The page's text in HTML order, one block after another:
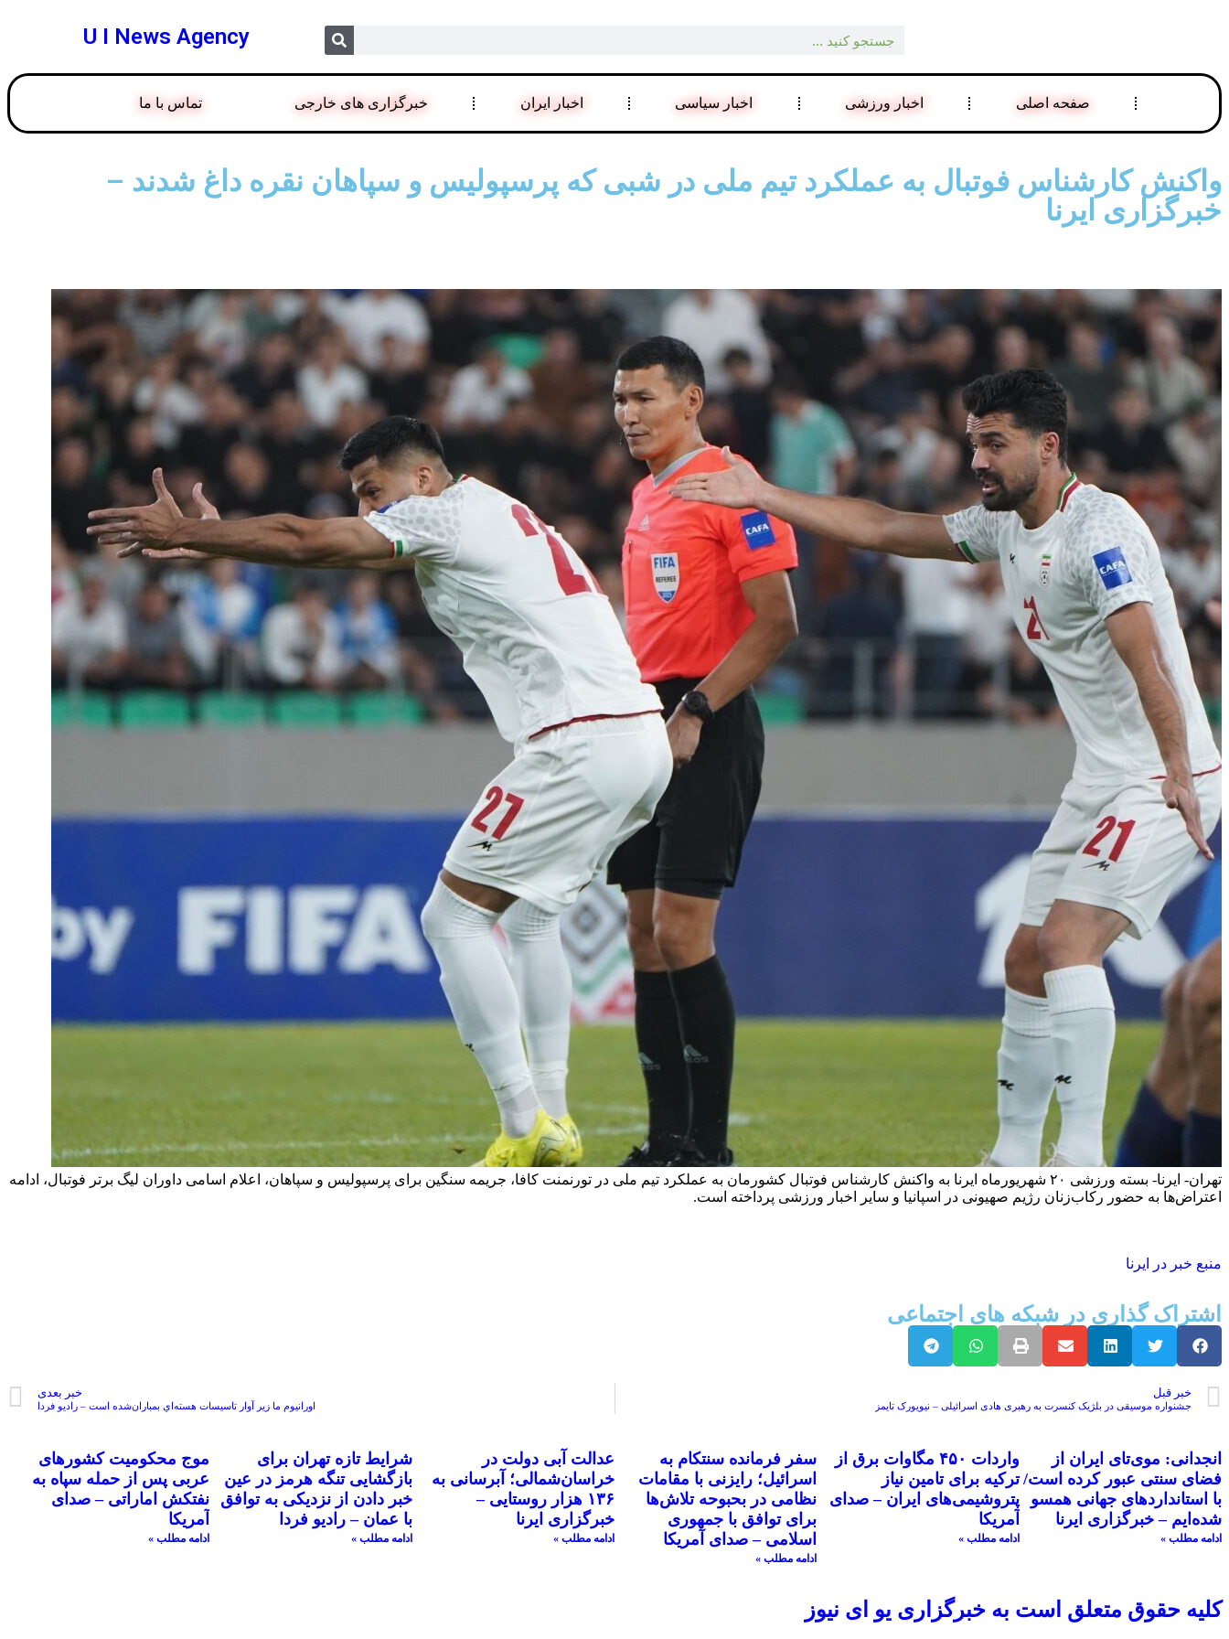
U I News Agency
صفحه اصلی اخبار ورزشی اخبار سیاسی اخبار ایران خبرگزاری های خارجی تماس با ما
واکنش کارشناس فوتبال به عملکرد تیم ملی در شبی که پرسپولیس و سپاهان نقره داغ شدند –
خبرگزاری ایرنا
تهران- ایرنا- بسته ورزشی ۲۰ شهریورماه ایرنا به واکنش کارشناس فوتبال کشورمان به عملکرد تیم ملی در تورنمنت کافا، جریمه سنگین برای پرسپولیس و سپاهان، اعلام اسامی داوران لیگ برتر فوتبال،‌ ادامه
اعتراض‌ها به حضور رکاب‌زنان رژیم صهیونی در اسپانیا و سایر اخبار ورزشی پرداخته است.
منبع خبر در ایرنا
اشتراک گذاری در شبکه های اجتماعی
خبر قبل
جشنواره موسیقی در بلژیک کنسرت به رهبری هادی اسرائیلی – نیویورک تایمز
خبر بعدی
اورانیوم ما زیر آوار تاسیسات هسته‌ایِ بمباران‌شده است – رادیو فردا
انجدانی: موی‌تای ایران از
فضای سنتی عبور کرده است/
با استانداردهای جهانی همسو
شده‌ایم – خبرگزاری ایرنا
ادامه مطلب »
واردات ۴۵۰ مگاوات برق از
ترکیه برای تامین نیاز
پتروشیمی‌های ایران – صدای
آمریکا
ادامه مطلب »
سفر فرمانده سنتکام به
اسرائیل؛ رایزنی با مقامات
نظامی در بحبوحه تلاش‌ها
برای توافق با جمهوری
اسلامی – صدای آمریکا
ادامه مطلب »
عدالت آبی دولت در
خراسان‌شمالی؛ آبرسانی به
۱۳۶ هزار روستایی –
خبرگزاری ایرنا
ادامه مطلب »
شرایط تازه تهران برای
بازگشایی تنگه هرمز در عین
خبر دادن از نزدیکی به توافق
با عمان – رادیو فردا
ادامه مطلب »
موج محکومیت کشورهای
عربی پس از حمله سپاه به
نفتکش اماراتی – صدای
آمریکا
ادامه مطلب »
کلیه حقوق متعلق است به خبرگزاری یو ای نیوز